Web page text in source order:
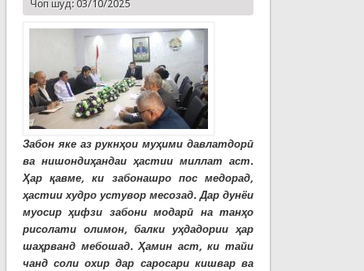
Чоп шуд: 03/10/2025
Забон яке аз рукнҳои муҳими давлатдорӣ
ва нишондиҳандаи ҳастии миллат аст.
Ҳар қавме, ки забонашро пос медорад,
ҳастии худро устувор месозад. Дар дунёи
муосир ҳифзи забони модарӣ на танҳо
рисолати олимон, балки уҳдадории ҳар
шаҳрванд мебошад. Ҳамин аст, ки тайи
чанд соли охир дар саросари кишвар ва